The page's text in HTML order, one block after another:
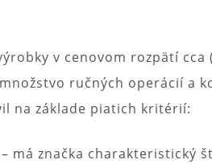
v cenovom rozpätí cca
ručných operácií a
na základe piatich kritérií:
– má značka charakteristický